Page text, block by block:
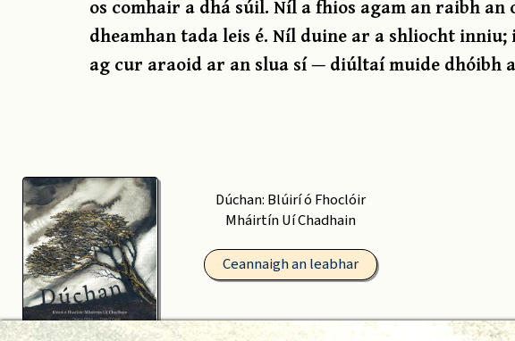
os comhair a dhá súil. Níl a fhios agam an raibh
dheamhan tada leis é. Níl duine ar a shliocht
ag cur araoid ar an slua sí — diúltaí muide dhóibh
Dúchan: Blúirí ó Fhoclóir
Mháirtín Uí Chadhain
Ceannaigh an leabhar